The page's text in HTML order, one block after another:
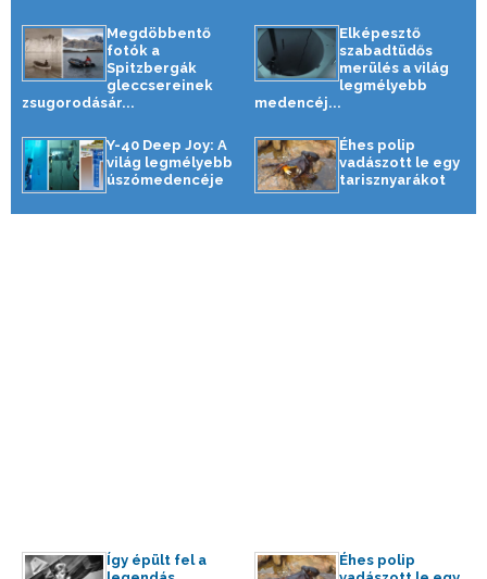
Megdöbbentő
fotók a
Spitzbergák
gleccsereinek
zsugorodásár...
Elképesztő
szabadtüdős
merülés a világ
legmélyebb
medencéj...
Y-40 Deep Joy: A
világ legmélyebb
úszómedencéje
Éhes polip
vadászott le egy
tarisznyarákot
Így épült fel a
Éhes polip